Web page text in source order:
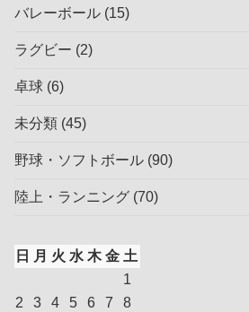
バレーボール (15)
ラグビー (2)
卓球 (6)
未分類 (45)
野球・ソフトボール (90)
陸上・ランニング (70)
日 月 火 水 木 金 土
1
2
3 4 5 6 7
8